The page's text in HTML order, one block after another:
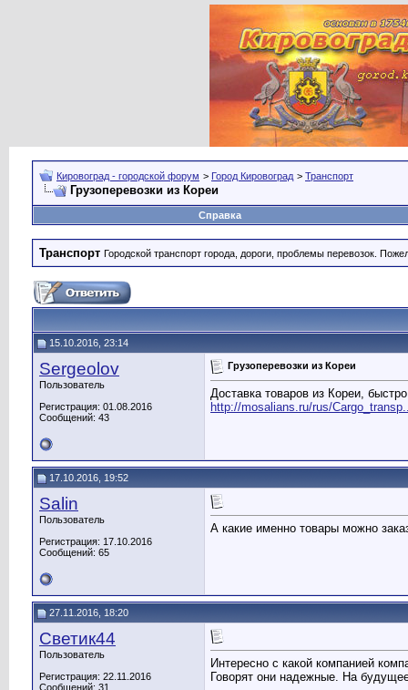
Кировоград - городской форум > Город Кировоград > Транспорт
Грузоперевозки из Кореи
Справка
Транспорт Городской транспорт города, дороги, проблемы перевозок.
15.10.2016, 23:14
Sergeolov
Пользователь
Регистрация: 01.08.2016
Сообщений: 43
Грузоперевозки из Кореи
Доставка товаров из Кореи,
http://mosalians.ru/rus/
17.10.2016, 19:52
Salin
Пользователь
Регистрация: 17.10.2016
Сообщений: 65
А какие именно товары можно
27.11.2016, 18:20
Светик44
Пользователь
Регистрация: 22.11.2016
Сообщений: 31
Интересно с какой компанией
Говорят они надежные. На